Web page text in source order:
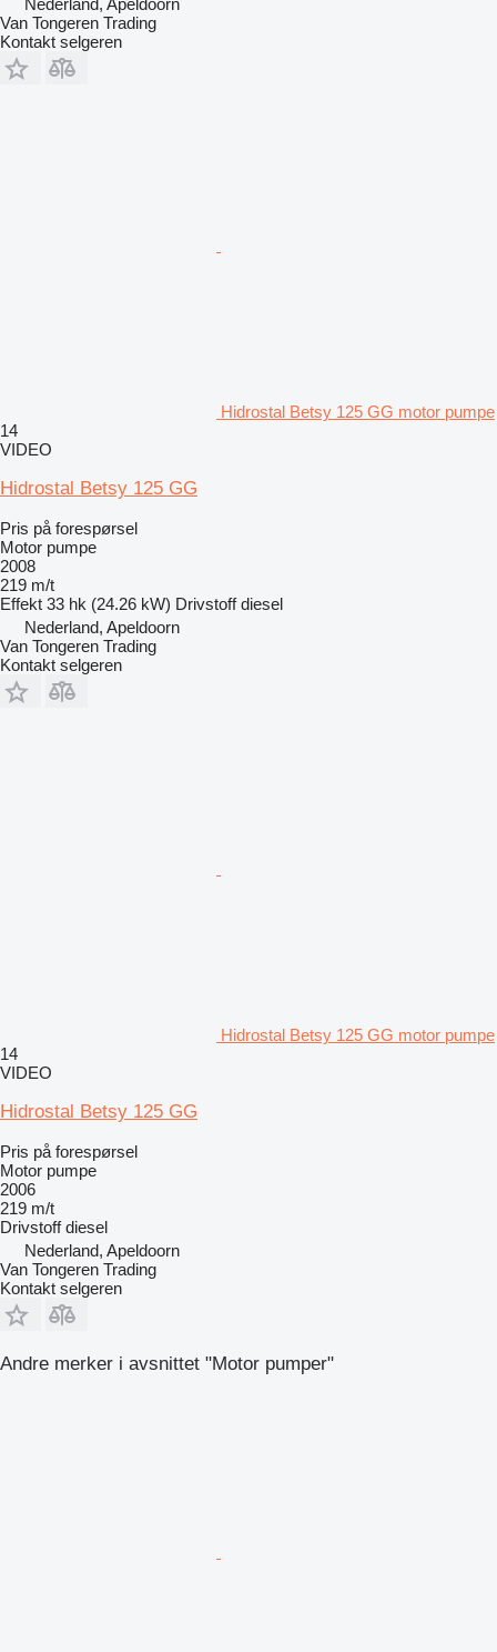
Nederland, Apeldoorn
Van Tongeren Trading
Kontakt selgeren
Hidrostal Betsy 125 GG motor pumpe
14
VIDEO
Hidrostal Betsy 125 GG
Pris på forespørsel
Motor pumpe
2008
219 m/t
Effekt 33 hk (24.26 kW) Drivstoff diesel
Nederland, Apeldoorn
Van Tongeren Trading
Kontakt selgeren
Hidrostal Betsy 125 GG motor pumpe
14
VIDEO
Hidrostal Betsy 125 GG
Pris på forespørsel
Motor pumpe
2006
219 m/t
Drivstoff diesel
Nederland, Apeldoorn
Van Tongeren Trading
Kontakt selgeren
Andre merker i avsnittet "Motor pumper"